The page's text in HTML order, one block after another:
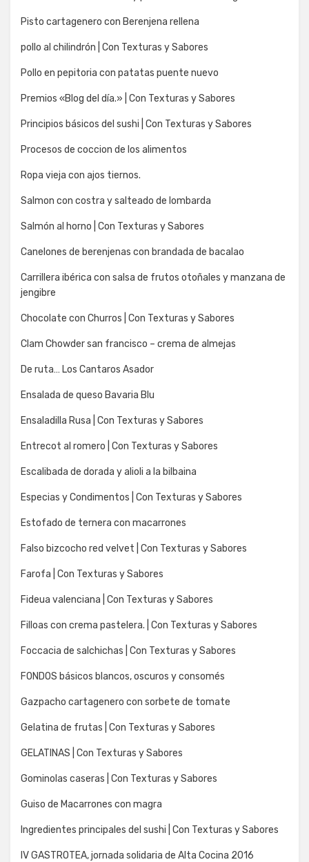
Pisto cartagenero con Berenjena rellena
pollo al chilindrón | Con Texturas y Sabores
Pollo en pepitoria con patatas puente nuevo
Premios «Blog del día.» | Con Texturas y Sabores
Principios básicos del sushi | Con Texturas y Sabores
Procesos de coccion de los alimentos
Ropa vieja con ajos tiernos.
Salmon con costra y salteado de lombarda
Salmón al horno | Con Texturas y Sabores
Canelones de berenjenas con brandada de bacalao
Carrillera ibérica con salsa de frutos otoñales y manzana de
jengibre
Chocolate con Churros | Con Texturas y Sabores
Clam Chowder san francisco – crema de almejas
De ruta… Los Cantaros Asador
Ensalada de queso Bavaria Blu
Ensaladilla Rusa | Con Texturas y Sabores
Entrecot al romero | Con Texturas y Sabores
Escalibada de dorada y alioli a la bilbaina
Especias y Condimentos | Con Texturas y Sabores
Estofado de ternera con macarrones
Falso bizcocho red velvet | Con Texturas y Sabores
Farofa | Con Texturas y Sabores
Fideua valenciana | Con Texturas y Sabores
Filloas con crema pastelera. | Con Texturas y Sabores
Foccacia de salchichas | Con Texturas y Sabores
FONDOS básicos blancos, oscuros y consomés
Gazpacho cartagenero con sorbete de tomate
Gelatina de frutas | Con Texturas y Sabores
GELATINAS | Con Texturas y Sabores
Gominolas caseras | Con Texturas y Sabores
Guiso de Macarrones con magra
Ingredientes principales del sushi | Con Texturas y Sabores
IV GASTROTEA, jornada solidaria de Alta Cocina 2016